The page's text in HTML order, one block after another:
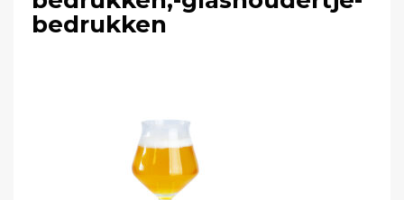
bedrukken